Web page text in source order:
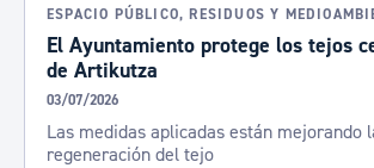
ESPACIO PÚBLICO, RESIDUOS Y
El Ayuntamiento protege los tejos
de Artikutza
03/07/2026
Las medidas aplicadas están mejorando
regeneración del tejo